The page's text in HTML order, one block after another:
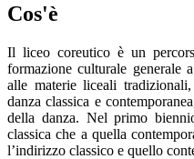
Cos'è
Il liceo coreutico è un
formazione culturale generale
alle materie liceali
danza classica e
della danza. Nel primo
classica che a quella
l’indirizzo classico e quello